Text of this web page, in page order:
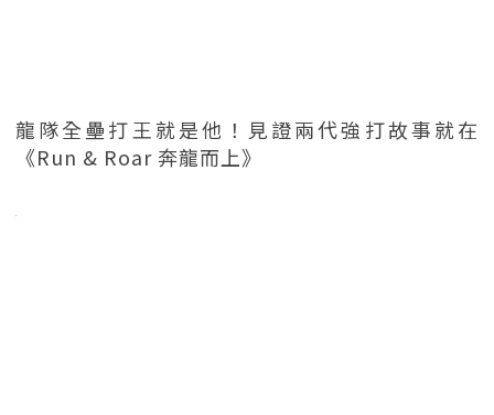
龍隊全壘打王就是他！見證兩代強打故事就在
《Run & Roar 奔龍而上》